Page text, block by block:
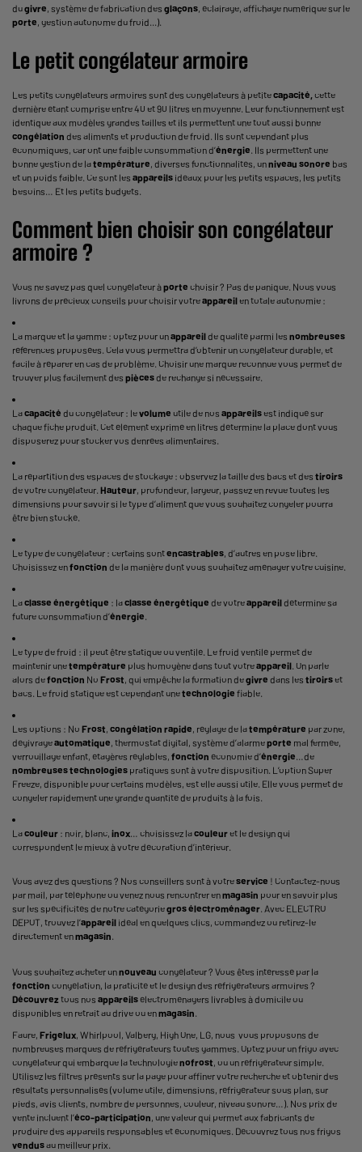
dugivre, système de fabrication des glaçons, éclairage, affichage numérique sur le
porte, gestion autonome du froid...).
Le petit congélateur armoire
Les petits congélateurs armoires sont des congélateurs à petitecapacité,cette
dernière étant comprise entre 40 et 90 litres en moyenne. Leur fonctionnement est
identique aux modèles grandes tailles et ils permettent une tout aussi bonne
congélation des aliments et production de froid. Ils sont cependant plus
économiques, car ont une faible consommation d’énergie. Ils permettent une
bonne gestion de latempérature, diverses fonctionnalités, unniveau sonore bas
et un poids faible. Ce sont les appareils idéaux pour les petits espaces, les petits
besoins… Et les petits budgets.
Comment bien choisir son congélateur
armoire ?
Vous ne savez pas quel congélateur àporte choisir ? Pas de panique. Nous vous
livrons de précieux conseils pour choisir votreappareilen totale autonomie :
La marque et la gamme : optez pour unappareilde qualité parmi les nombreuses
références proposées. Cela vous permettra d’obtenir un congélateur durable, et
facile à réparer en cas de problème. Choisir une marque reconnue vous permet de
trouver plus facilement des piècesde rechange si nécessaire.
Lacapacité du congélateur : levolume utile de nos appareilsest indiqué sur
chaque fiche produit. Cet élément exprimé en litres détermine la place dont vous
disposerez pour stocker vos denrées alimentaires.
La répartition des espaces de stockage : observez la taille des bacs et des tiroirs
de votre congélateur. Hauteur, profondeur, largeur, passez en revue toutes les
dimensions pour savoir si le type d’aliment que vous souhaitez congeler pourra
être bien stocké.
Le type de congélateur : certains sontencastrables, d’autres en pose libre.
Choisissez enfonction de la manière dont vous souhaitez aménager votre cuisine.
Laclasse énergétique : laclasse énergétique de votreappareildétermine sa
future consommation d’énergie.
Le type de froid : il peut être statique ou ventilé. Le froid ventilé permet de
maintenir unetempérature plus homogène dans tout votreappareil. On parle
alors defonction No Frost, qui empêche la formation degivre dans les tiroirset
bacs. Le froid statique est cependant unetechnologie fiable.
Les options : No Frost, congélation rapide, réglage de latempérature par zone,
dégivrageautomatique, thermostat digital, système d’alarmeporte mal fermée,
verrouillage enfant, étagères réglables, fonction économie d’énergie…de
nombreusestechnologies pratiques sont à votre disposition. L’option Super
Freeze, disponible pour certains modèles, est elle aussi utile. Elle vous permet de
congeler rapidement une grande quantité de produits à la fois.
Lacouleur : noir, blanc, inox… choisissez lacouleuret le design qui
correspondent le mieux à votre décoration d’intérieur.
Vous avez des questions ? Nos conseillers sont à votreservice ! Contactez-nous
par mail, par téléphone ou venez nous rencontrer enmagasin pour en savoir plus
sur les spécificités de notre catégoriegros électroménager. Avec ELECTRO
DEPOT, trouvez l’appareil idéal en quelques clics, commandez ou retirez-le
directement enmagasin.
Vous souhaitez acheter unnouveau congélateur ? Vous êtes intéressé par la
fonction congélation, la praticité et le design des réfrigérateurs armoires ?
Découvrez tous nos appareilsélectroménagers livrables à domicile ou
disponibles en retrait au drive ou enmagasin.
Faure, Frigelux, Whirlpool, Valberg, High One, LG, nous vous proposons de
nombreuses marques de réfrigérateurs toutes gammes. Optez pour unfrigo avec
congélateur qui embarque la technologienofrost, ou un réfrigérateur simple.
Utilisez les filtres présents sur la page pour affiner votre recherche et obtenir des
résultats personnalisés (volume utile, dimensions, réfrigérateur sous plan, sur
pieds, avis clients, nombre de personnes, couleur, niveau sonore…). Nos prix de
vente incluent l’éco-participation, une valeur qui permet aux fabricants de
produire des appareils responsables et économiques. Découvrez tous nos frigos
vendusau meilleur prix.